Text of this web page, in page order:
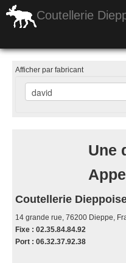
Coutellerie
couteaux pliants
Cannes & Matériels de randonnée
poignard lame fixe
couteau papillon
Afficher par fabricant
Une
Coutellerie
14 grande rue, 76200 Dieppe,
Fixe : 02.35.84.84.92
Port : 06.32.37.92.38